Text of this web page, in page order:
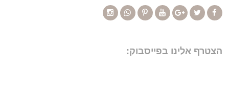
הצטרף אלינו בפייסבוק: